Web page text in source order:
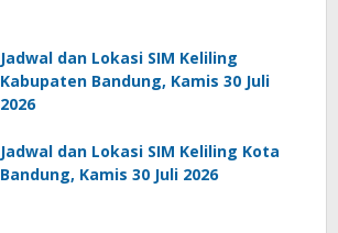
Jadwal dan Lokasi SIM Keliling
Kabupaten Bandung, Kamis 30 Juli
2026
Jadwal dan Lokasi SIM Keliling Kota
Bandung, Kamis 30 Juli 2026